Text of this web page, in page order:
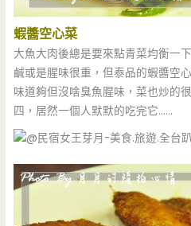
蝦醬空心菜
大魚大肉後總是要來點青菜均衡一
鹹或是腥味很重，但泰品的蝦醬空
味道夠但沒啥臭魚腥味，菜也炒的
四，居然一個人默默的吃完它……